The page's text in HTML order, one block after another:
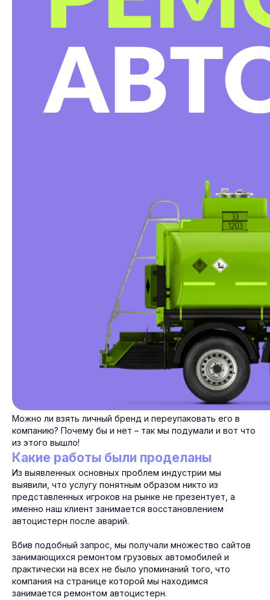
Можно ли взять личный бренд и переупаковать его в
компанию? Почему бы и нет – так мы подумали и вот что
из этого вышло!
Какие работы были проделаны
Из выявленных основных проблем индустрии мы
выявили, что услугу понятным образом никто из
представленных игроков на рынке не презентует, а
именно наш клиент занимается восстановлением
автоцистерн после аварий.
Вбив подобный запрос, мы получали множество сайтов
занимающихся ремонтом грузовых автомобилей и
практически на всех не было упоминаний того, что
компания на странице которой мы находимся
занимается ремонтом автоцистерн.